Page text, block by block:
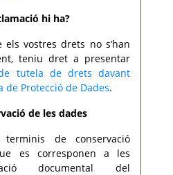
hi ha?
vostres drets no s’han
teniu dret a presentar
tutela de drets davant
de Protecció de Dades.
de les dades
de conservació
es corresponen a les
documental del